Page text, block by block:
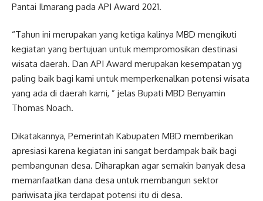
Pantai Ilmarang pada API Award 2021.
“Tahun ini merupakan yang ketiga kalinya MBD mengikuti
kegiatan yang bertujuan untuk mempromosikan destinasi
wisata daerah. Dan API Award merupakan kesempatan yg
paling baik bagi kami untuk memperkenalkan potensi wisata
yang ada di daerah kami, ” jelas Bupati MBD Benyamin
Thomas Noach.
Dikatakannya, Pemerintah Kabupaten MBD memberikan
apresiasi karena kegiatan ini sangat berdampak baik bagi
pembangunan desa. Diharapkan agar semakin banyak desa
memanfaatkan dana desa untuk membangun sektor
pariwisata jika terdapat potensi itu di desa.